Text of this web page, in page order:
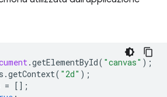
.getElementById( "canvas" );
.getContext( "2d" );
= [];